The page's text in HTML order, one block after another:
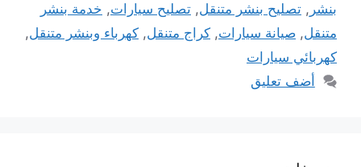
بنشر , تصليح بنشر متنقل, تصليح سيارات, خدمة بنشر
متنقل, صيانة سيارات, كراج متنقل, كهرباء وبنشر متنقل,
كهربائي سيارات
أضف تعليق